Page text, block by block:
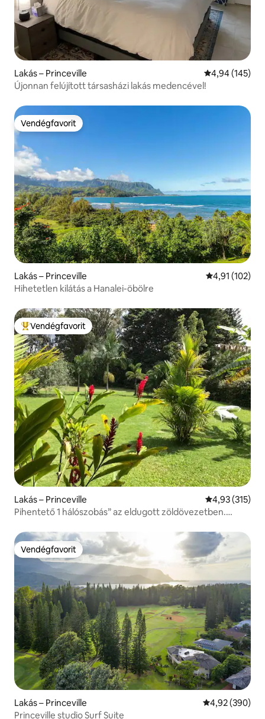
Lakás – Princeville Átlagos
4,94 (145)
Újonnan felújított társasházi lakás medencével!
Vendégfavorit
Vendégfavorit
Lakás – Princeville Átlagos
4,91 (102)
Hihetetlen kilátás a Hanalei-öbölre
Kiemelt vendégfavorit
Vendégfavorit
Lakás – Princeville Átlagos
4,93 (315)
Pihentető 1 hálószobás” az eldugott zöldövezetben.
Vendégfavorit
Vendégfavorit
Lakás – Princeville Átlagos
4,92 (390)
Princeville studio Surf Suite